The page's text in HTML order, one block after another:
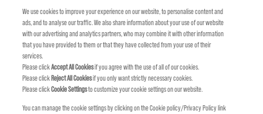
We use cookies to improve your experience on our website, to personalise content and
ads, and to analyse our traffic. We also share information about your use of our website
with our advertising and analytics partners, who may combine it with other information
that you have provided to them or that they have collected from your use of their
services.
Please clickAccept All Cookiesif you agree with the use of all of our cookies.
Please clickReject All Cookiesif you only want strictly necessary cookies.
Please clickCookie Settingsto customize your cookie settings on our website.
You can manage the cookie settings by clicking on the Cookie policy/Privacy Policy link